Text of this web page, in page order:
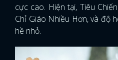
cực cao. Hiện tại, Tiêu
Chỉ Giáo Nhiều Hơn, và độ
hề nhỏ.